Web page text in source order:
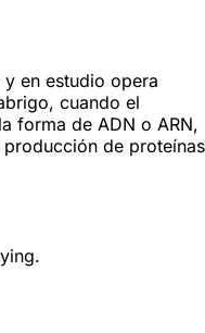
en estudio opera
cuando el
forma de ADN o ARN,
de proteínas